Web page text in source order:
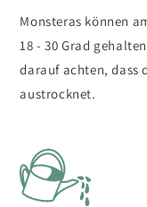
Monsteras können
18 - 30 Grad
darauf achten, dass
austrocknet.